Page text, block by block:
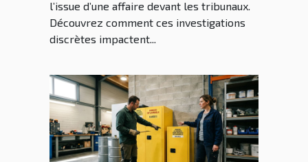
l’issue d’une affaire devant les tribunaux.
Découvrez comment ces investigations
discrètes impactent...